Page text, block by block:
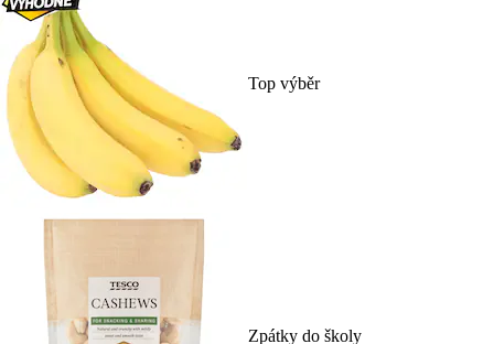
Top výběr
Zpátky do školy